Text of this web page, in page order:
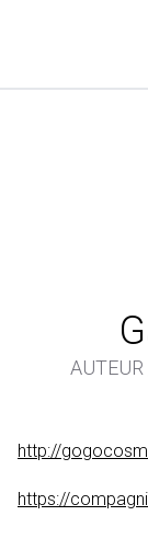
http://
https://